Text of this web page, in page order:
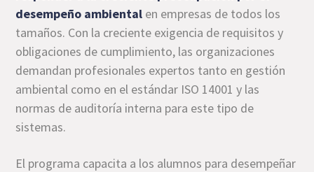
desempeño ambiental en empresas de todos los
tamaños. Con la creciente exigencia de requisitos y
obligaciones de cumplimiento, las organizaciones
demandan profesionales expertos tanto en gestión
ambiental como en el estándar ISO 14001 y las
normas de auditoría interna para este tipo de
sistemas.
El programa capacita a los alumnos para desempeñar